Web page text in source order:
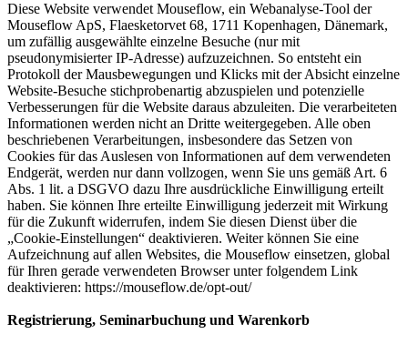
Diese Website verwendet Mouseflow, ein Webanalyse-Tool der
Mouseflow ApS, Flaesketorvet 68, 1711 Kopenhagen, Dänemark,
um zufällig ausgewählte einzelne Besuche (nur mit
pseudonymisierter IP-Adresse) aufzuzeichnen. So entsteht ein
Protokoll der Mausbewegungen und Klicks mit der Absicht einzelne
Website-Besuche stichprobenartig abzuspielen und potenzielle
Verbesserungen für die Website daraus abzuleiten. Die verarbeiteten
Informationen werden nicht an Dritte weitergegeben. Alle oben
beschriebenen Verarbeitungen, insbesondere das Setzen von
Cookies für das Auslesen von Informationen auf dem verwendeten
Endgerät, werden nur dann vollzogen, wenn Sie uns gemäß Art. 6
Abs. 1 lit. a DSGVO dazu Ihre ausdrückliche Einwilligung erteilt
haben. Sie können Ihre erteilte Einwilligung jederzeit mit Wirkung
für die Zukunft widerrufen, indem Sie diesen Dienst über die
„Cookie-Einstellungen“ deaktivieren. Weiter können Sie eine
Aufzeichnung auf allen Websites, die Mouseflow einsetzen, global
für Ihren gerade verwendeten Browser unter folgendem Link
deaktivieren: https://mouseflow.de/opt-out/
Registrierung, Seminarbuchung und Warenkorb